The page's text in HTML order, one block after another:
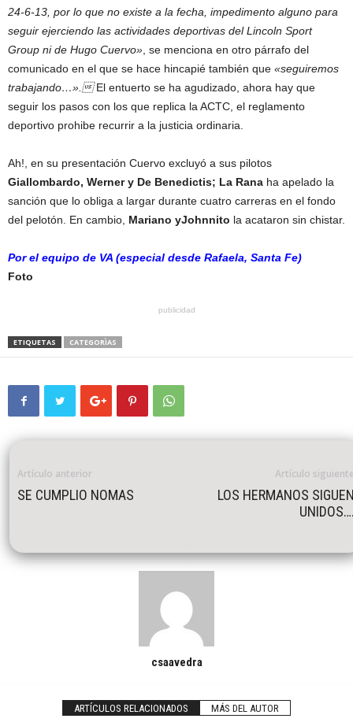
24-6-13, por lo que no existe a la fecha, impedimento alguno para
seguir ejerciendo las actividades deportivas del Lincoln Sport
Group ni de Hugo Cuervo» , se menciona en otro párrafo del
comunicado en el que se hace hincapié también que «seguiremos
trabajando…». El entuerto se ha agudizado, ahora hay que
seguir los pasos con los que replica la ACTC, el reglamento
deportivo prohibe recurrir a la justicia ordinaria.
Ah!, en su presentación Cuervo excluyó a sus pilotos
Giallombardo, Werner y De Benedictis; La Rana ha apelado la
sanción que lo obliga a largar durante cuatro carreras en el fondo
del pelotón. En cambio, Mariano yJohnnito la acataron sin chistar.
Por el equipo de VA (especial desde Rafaela, Santa Fe)
Foto
publicidad
ETIQUETAS CATEGORÌAS
Artículo anterior
SE CUMPLIO NOMAS
Artículo
LOS HERMANOS
csaavedra
ARTÍCULOS RELACIONADOS MÁS DEL AUTOR